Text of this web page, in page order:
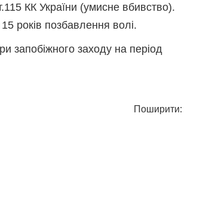
КК України (умисне вбивство).
років позбавлення волі.
запобіжного заходу на період
Поширити: